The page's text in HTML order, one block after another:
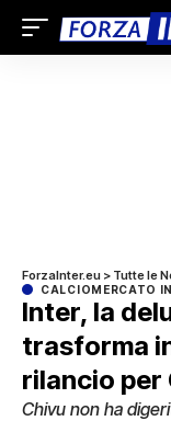
ForzaInter.eu > Tutte le
CALCIOMERCATO
Inter, la
trasforma
rilancio per
Chivu non ha